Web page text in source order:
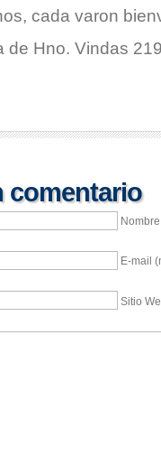
cada varon
de Hno. Vindas
comentario
E-mail
Sitio